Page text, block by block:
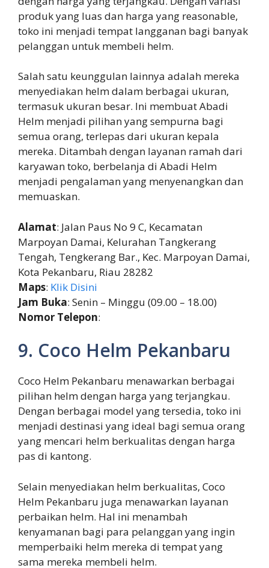
produk yang luas dan harga yang reasonable,
toko ini menjadi tempat langganan bagi banyak
pelanggan untuk membeli helm.
Salah satu keunggulan lainnya adalah mereka
menyediakan helm dalam berbagai ukuran,
termasuk ukuran besar. Ini membuat Abadi
Helm menjadi pilihan yang sempurna bagi
semua orang, terlepas dari ukuran kepala
mereka. Ditambah dengan layanan ramah dari
karyawan toko, berbelanja di Abadi Helm
menjadi pengalaman yang menyenangkan dan
memuaskan.
Alamat: Jalan Paus No 9 C, Kecamatan
Marpoyan Damai, Kelurahan Tangkerang
Tengah, Tengkerang Bar., Kec. Marpoyan Damai,
Kota Pekanbaru, Riau 28282
Maps: Klik Disini
Jam Buka: Senin – Minggu (09.00 – 18.00)
Nomor Telepon:
9. Coco Helm Pekanbaru
Coco Helm Pekanbaru menawarkan berbagai
pilihan helm dengan harga yang terjangkau.
Dengan berbagai model yang tersedia, toko ini
menjadi destinasi yang ideal bagi semua orang
yang mencari helm berkualitas dengan harga
pas di kantong.
Selain menyediakan helm berkualitas, Coco
Helm Pekanbaru juga menawarkan layanan
perbaikan helm. Hal ini menambah
kenyamanan bagi para pelanggan yang ingin
memperbaiki helm mereka di tempat yang
sama mereka membeli helm.